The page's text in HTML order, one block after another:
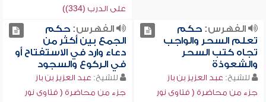
على الدرب (334))
الفهرس:حكم
تعلم السحر والواجب
تجاه كتب السحر
والشعوذة
للشيخ: عبد العزيز بن باز
جزء من محاضرة ( فتاوى نور
الفهرس:حكم
الجمع بين أكثر من
دعاء وارد في الاستفتاح أو
في الركوع والسجود
للشيخ: عبد العزيز بن باز
جزء من محاضرة ( فتاوى نور